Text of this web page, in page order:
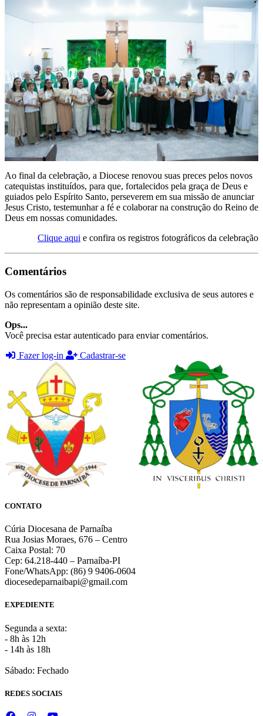
Ao final da celebração, a Diocese renovou suas preces pelos novos
catequistas instituídos, para que, fortalecidos pela graça de Deus e
guiados pelo Espírito Santo, perseverem em sua missão de anunciar
Jesus Cristo, testemunhar a fé e colaborar na construção do Reino de
Deus em nossas comunidades.
Clique aqui e confira os registros fotográficos da celebração
Comentários
Os comentários são de responsabilidade exclusiva de seus autores e
não representam a opinião deste site.
Ops...
Você precisa estar autenticado para enviar comentários.
Fazer log-in
Cadastrar-se
CONTATO
Cúria Diocesana de Parnaíba
Rua Josias Moraes, 676 – Centro
Caixa Postal: 70
Cep: 64.218-440 – Parnaíba-PI
Fone/WhatsApp: (86) 9 9406-0604
diocesedeparnaibapi@gmail.com
EXPEDIENTE
Segunda a sexta:
- 8h às 12h
- 14h às 18h
Sábado: Fechado
REDES SOCIAIS